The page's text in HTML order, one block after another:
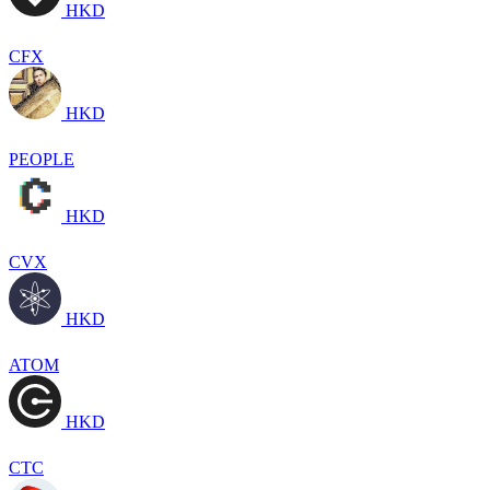
HKD
CFX
HKD
PEOPLE
HKD
CVX
HKD
ATOM
HKD
CTC